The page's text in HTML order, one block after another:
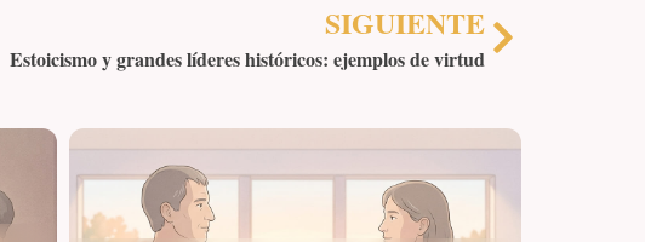
SIGUIENTE
Estoicismo y grandes líderes históricos: ejemplos de virtud